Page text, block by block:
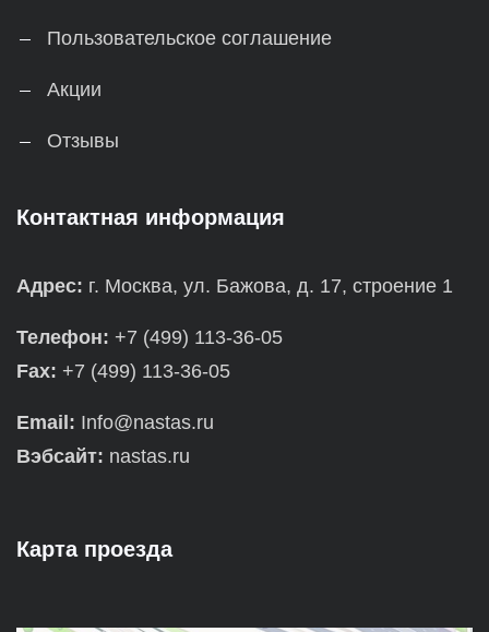
Пользовательское соглашение
Акции
Отзывы
Контактная информация
Адрес: г. Москва, ул. Бажова, д. 17, строение 1
Телефон: +7 (499) 113-36-05
Fax: +7 (499) 113-36-05
Email: Info@nastas.ru
Вэбсайт: nastas.ru
Карта проезда